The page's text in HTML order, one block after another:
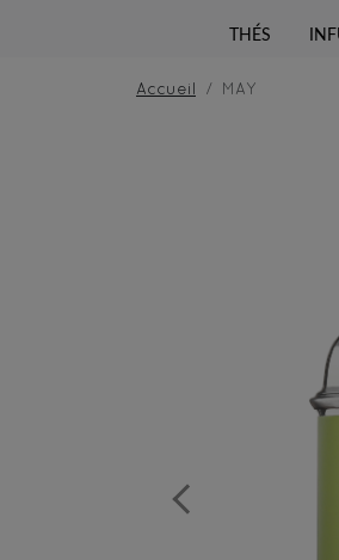
THÉS
Accueil MAY
Previous